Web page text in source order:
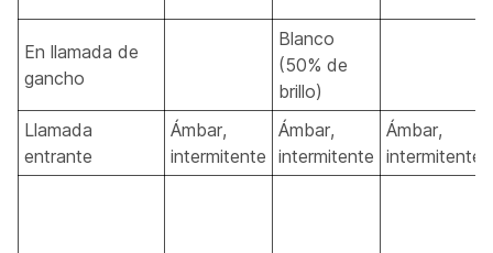
En llamada de
gancho
Blanco
(50% de
brillo)
Llamada
entrante
Ámbar,
intermitente
Ámbar,
intermitente
Ámbar,
intermitente